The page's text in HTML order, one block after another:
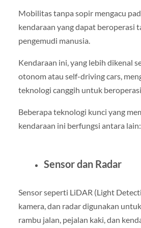
Mobilitas tanpa sopir mengacu
kendaraan yang dapat beroperasi
pengemudi manusia.
Kendaraan ini, yang lebih dikenal
otonom atau self-driving cars,
teknologi canggih untuk
Beberapa teknologi kunci yang
kendaraan ini berfungsi antara lain:
Sensor dan Radar
Sensor seperti LiDAR (Light
kamera, dan radar digunakan
rambu jalan, pejalan kaki, dan